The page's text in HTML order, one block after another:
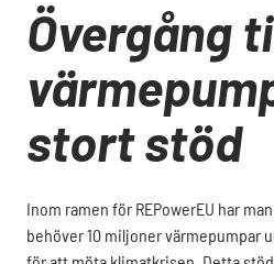
Övergång
stort stöd
Inom ramen för REPowerEU har
behöver 10 miljoner värmepumpar